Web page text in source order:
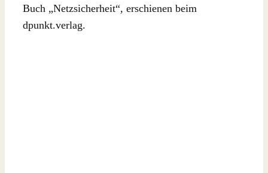
Buch „Netzsicherheit“, erschienen beim
dpunkt.verlag.